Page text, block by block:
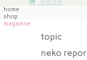
주문조회
home
shop
magazine
topic
neko